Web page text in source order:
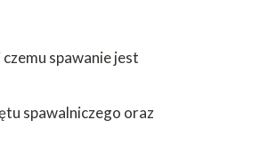
spawanie jest
spawalniczego oraz